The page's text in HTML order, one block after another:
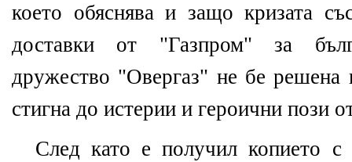
което обяснява и защо кризата
доставки от "Газпром" за
дружество "Овергаз" не бе решена
стигна до истерии и героични пози
След като е получил копието с